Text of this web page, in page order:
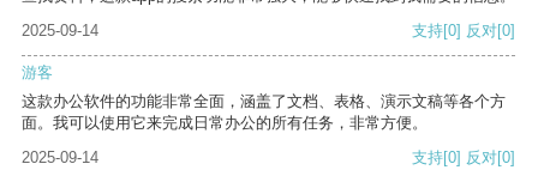
2025-09-14
支持[0] 反对[0]
游客
这款办公软件的功能非常全面，涵盖了文档、表格、演示文稿等各个方
面。我可以使用它来完成日常办公的所有任务，非常方便。
2025-09-14
支持[0] 反对[0]